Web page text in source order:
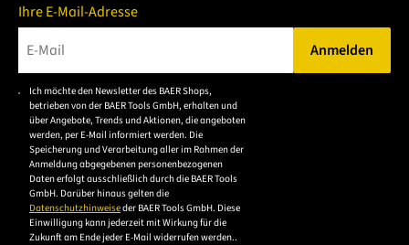
Ihre E-Mail-Adresse
Bitte geben Sie eine gültige E-Mail-Adresse ein.
Anmelden
Ich möchte den Newsletter des BAER Shops,
betrieben von der BAER Tools GmbH, erhalten und
über Angebote, Trends und Aktionen, die angeboten
werden, per E-Mail informiert werden. Die
Speicherung und Verarbeitung aller im Rahmen der
Anmeldung abgegebenen personenbezogenen
Daten erfolgt ausschließlich durch die BAER Tools
GmbH. Darüber hinaus gelten die
Datenschutzhinweiseder BAER Tools GmbH. Diese
Einwilligung kann jederzeit mit Wirkung für die
Zukunft am Ende jeder E-Mail widerrufen werden..